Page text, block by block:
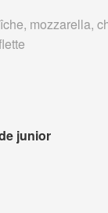
mozzarella,
junior